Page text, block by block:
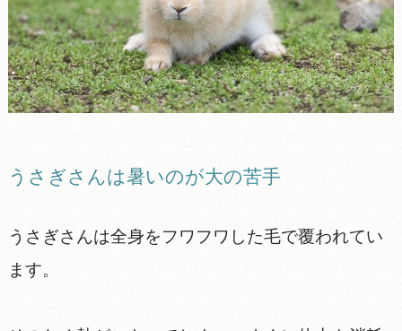
うさぎさんは暑いのが大の苦手
うさぎさんは全身をフワフワした毛で覆われてい
ます。